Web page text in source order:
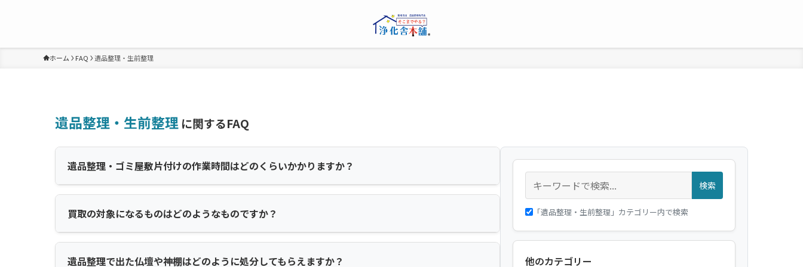
ホーム FAQ 遺品整理・生前整理
遺品整理・生前整理 に関するFAQ
遺品整理・ゴミ屋敷片付けの作業時間はどのくらいかかりますか？
買取の対象になるものはどのようなものですか？
遺品整理で出た仏壇や神棚はどのように処分してもらえますか？
検索
「遺品整理・生前整理」カテゴリー内で検索
他のカテゴリー